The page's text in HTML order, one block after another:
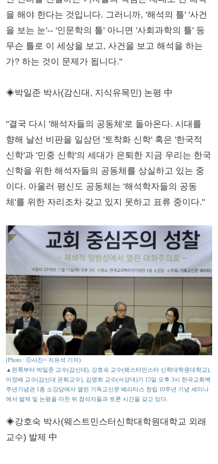
을 해야 한다는 것입니다. 그러니까, '해석의 틀' '사건
을 보는 눈'-- '인문학의 틀' 아니면 '사회과학의 틀' 등
무슨 틀로 이 세상을 보고, 사건을 보고 해석을 하는
가? 하는 것이 문제가 됩니다."
◈박일준 박사(감신대, 지식유목민) 논평 中
"결국 다시 '해석자들의 공동체'로 돌아온다. 시대를
향해 날선 비판을 일삼던 '토착화 신학' 혹은 '한국적
신학'과 '민중 신학'의 세대가 은퇴한 지금 우리는 한국
신학을 위한 해석자들의 공동체를 상실하고 있는 중
이다. 아울러 평신도 공동체는 '해석학자들의 공동
체'를 위한 자리조차 갖고 있지 못하고 표류 중이다."
(Photo : ⓒ사진= 지유석 기자)
▲왼쪽부터 박일준 교수(감신대), 강호숙 교수(웨스터민스터 신학대학원대학교),
이정배 교수(감신대 은퇴교수), 김명희 교수(서강대)가 15일 오후 3시 한국교회백
주년기념관 1층 소강당에서 열린 기독교신문 베리타스 창립 10주년 기념 세미나
에서 발제 및 논평을 마친 뒤 참석자들과 토론 시간을 갖고 있다.
◈강호숙 박사(웨스트민스터신학대학원대학교 외래
교수) 발제 中